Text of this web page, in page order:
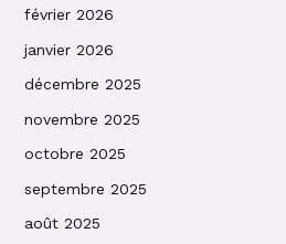
février 2026
janvier 2026
décembre 2025
novembre 2025
octobre 2025
septembre 2025
août 2025